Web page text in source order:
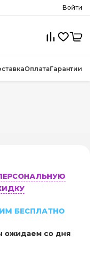
Войти
ОплатаГарантии
БЕСПЛАТНО
ожидаем со дня